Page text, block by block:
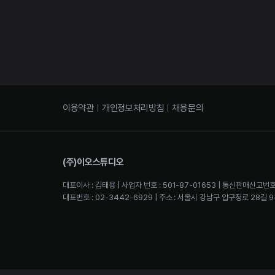
이용약관 개인정보처리방침 채용문의
(주)이오스튜디오
대표이사 : 김태용 | 사업자 번호 : 501-87-01653 | 통신판매신고
대표번호 : 02-3442-6929 | 주소 : 서울시 강남구 압구정로 28